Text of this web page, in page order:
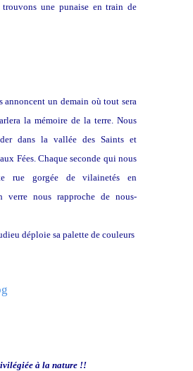
une punaise en train de
annoncent un demain où tout sera
la mémoire de la terre. Nous
dans la vallée des Saints et
Fées. Chaque seconde qui nous
rue gorgée de vilainetés en
verre nous rapproche de nous-
déploie sa palette de couleurs
à la nature !!